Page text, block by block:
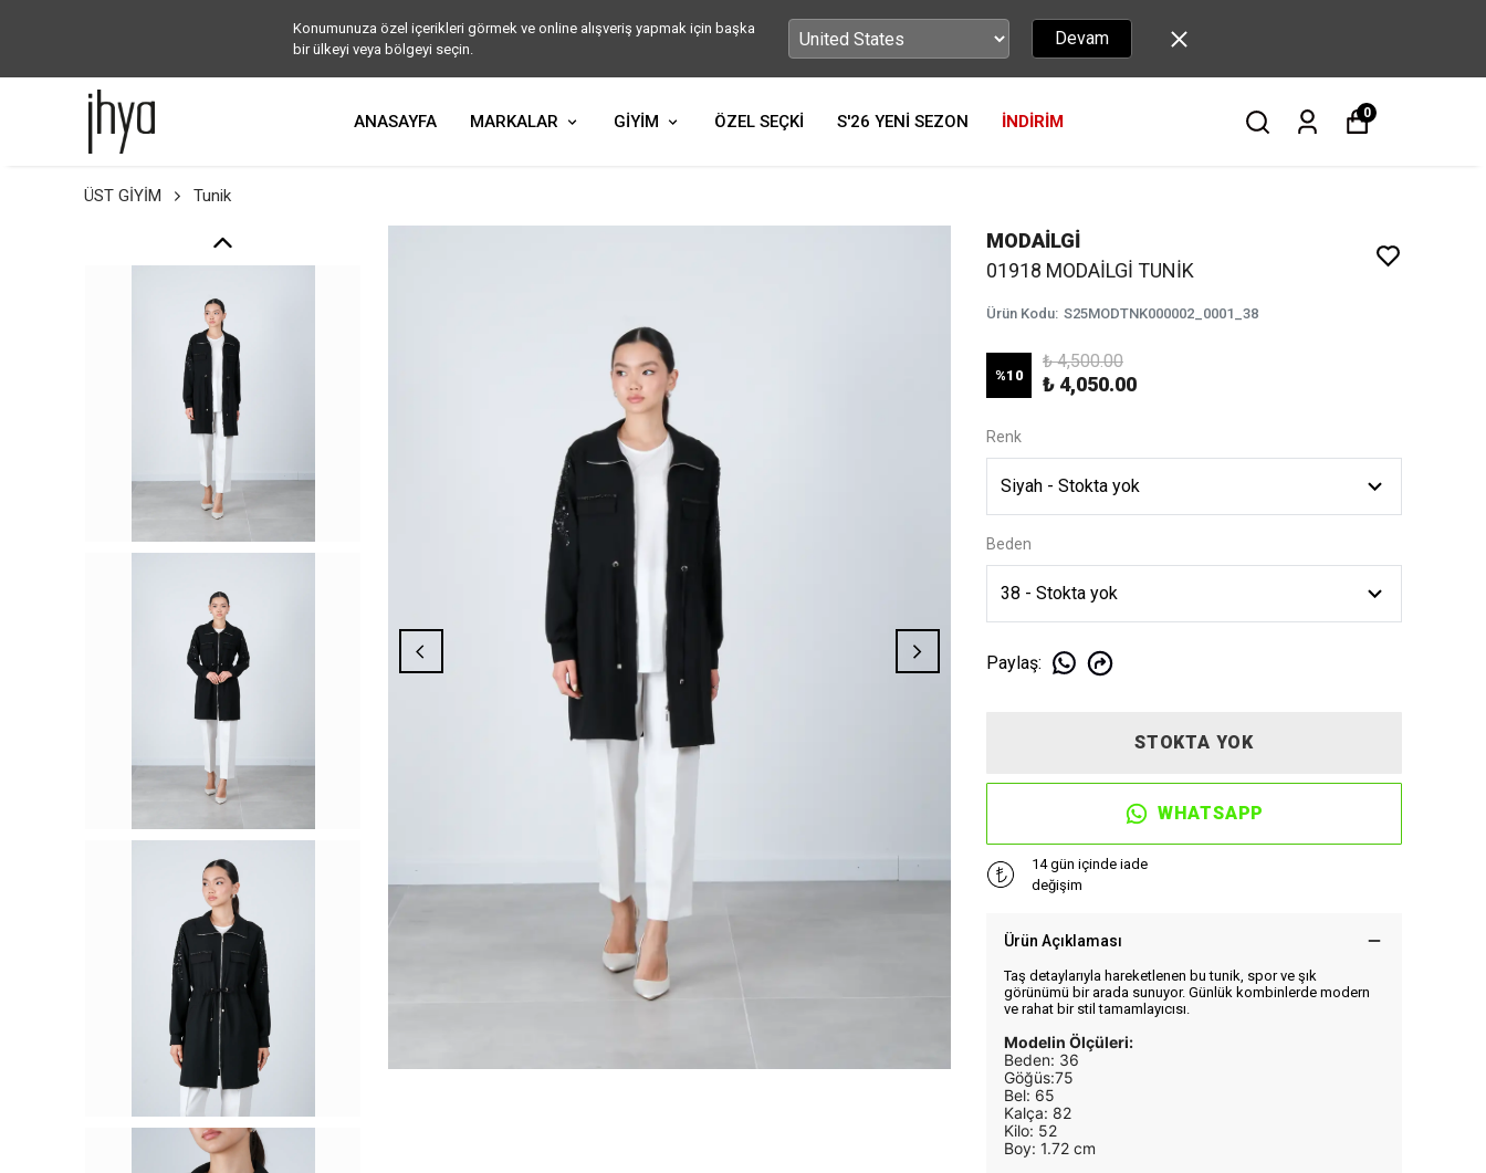
Konumunuza özel içerikleri görmek ve online alışveriş yapmak için başka
bir ülkeyi veya bölgeyi seçin.
Devam
ANASAYFA MARKALAR GİYİM ÖZEL SEÇKİ S'26 YENİ SEZON İNDİRİM 0
ÜST GİYİM Tunik
MODAİLGİ
01918 MODAİLGİ TUNİK
Ürün Kodu: S25MODTNK000002_0001_38
%10
₺ 4,500.00
₺ 4,050.00
Renk
Beden
Paylaş:
STOKTA YOK
WHATSAPP
14 gün içinde iade
değişim
Ürün Açıklaması
Taş detaylarıyla hareketlenen bu tunik, spor ve şık
görünümü bir arada sunuyor. Günlük kombinlerde modern
ve rahat bir stil tamamlayıcısı.
Modelin Ölçüleri:
Beden: 36
Göğüs:75
Bel: 65
Kalça: 82
Kilo: 52
Boy: 1.72 cm